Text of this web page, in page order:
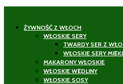
ŻYWNOŚĆ Z WŁOCH
WŁOSKIE SERY
TWARDY SER Z
WŁOSKIE SERY
MAKARONY WŁOSKIE
WŁOSKIE WĘDLINY
WŁOSKIE SOSY